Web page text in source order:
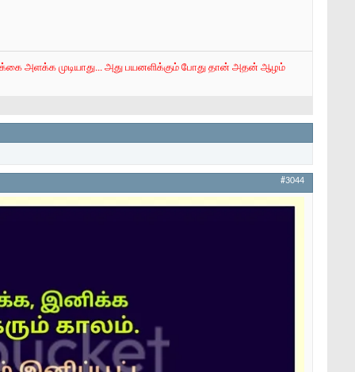
அளக்க முடியாது... அது பயனளிக்கும் போது தான் அதன் ஆழம்
#3044